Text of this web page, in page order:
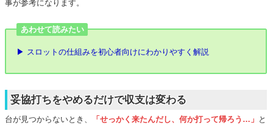
事が参考になります。
あわせて読みたい
▶ スロットの仕組みを初心者向けにわかりやすく解説
妥協打ちをやめるだけで収支は変わる
台が見つからないとき、 「せっかく来たんだし、何か打って帰ろう…」 と